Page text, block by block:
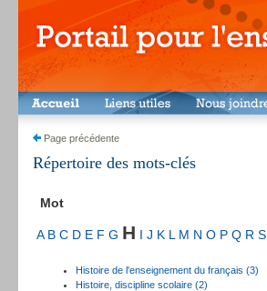
Page précédente
Répertoire des mots-clés
Mot
A B C D E F G H I J K L M N O P Q R S
Histoire de l'enseignement du français (3)
Histoire, discipline scolaire (2)